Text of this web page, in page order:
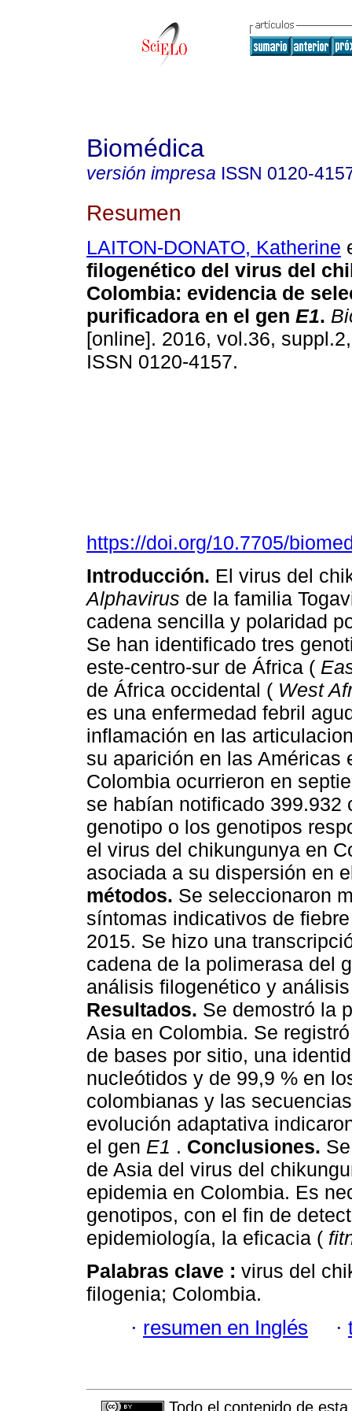
Biomédica
versión impresa ISSN 0120-
Resumen
LAITON-DONATO, Katherine
filogenético del virus del
Colombia: evidencia de
purificadora en el gen E1.
[online]. 2016, vol.36,
ISSN 0120-4157.
https://doi.org/10.7705/
Introducción. El virus del
Alphavirus de la familia
cadena sencilla y polaridad
Se han identificado tres
este-centro-sur de África (
de África occidental ( West
es una enfermedad febril
inflamación en las
su aparición en las Américas
Colombia ocurrieron en
se habían notificado 399.932
genotipo o los genotipos
el virus del chikungunya en
asociada a su dispersión en
métodos. Se seleccionaron
síntomas indicativos de
2015. Se hizo una
cadena de la polimerasa del
análisis filogenético y
Resultados. Se demostró la
Asia en Colombia. Se
de bases por sitio, una
nucleótidos y de 99,9 % en
colombianas y las
evolución adaptativa
el gen E1 . Conclusiones.
de Asia del virus del
epidemia en Colombia. Es
genotipos, con el fin de
epidemiología, la eficacia (
Palabras clave : virus del
filogenia; Colombia.
· resumen en Inglés ·
Todo el contenido de